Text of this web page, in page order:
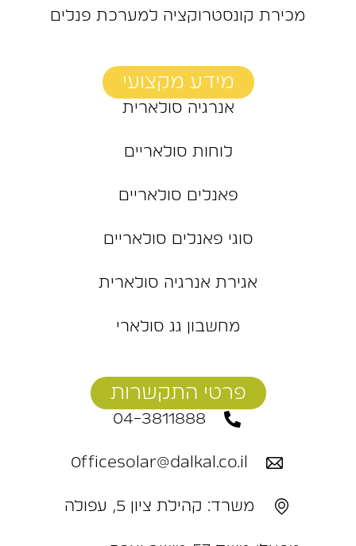
מכירת קונסטרוקציה למערכת פנלים
מידע מקצועי
אנרגיה סולארית
לוחות סולאריים
פאנלים סולאריים
סוגי פאנלים סולאריים
אגירת אנרגיה סולארית
מחשבון גג סולארי
פרטי התקשרות
04-3811888
Officesolar@dalkal.co.il
משרד: קהילת ציון 5, עפולה